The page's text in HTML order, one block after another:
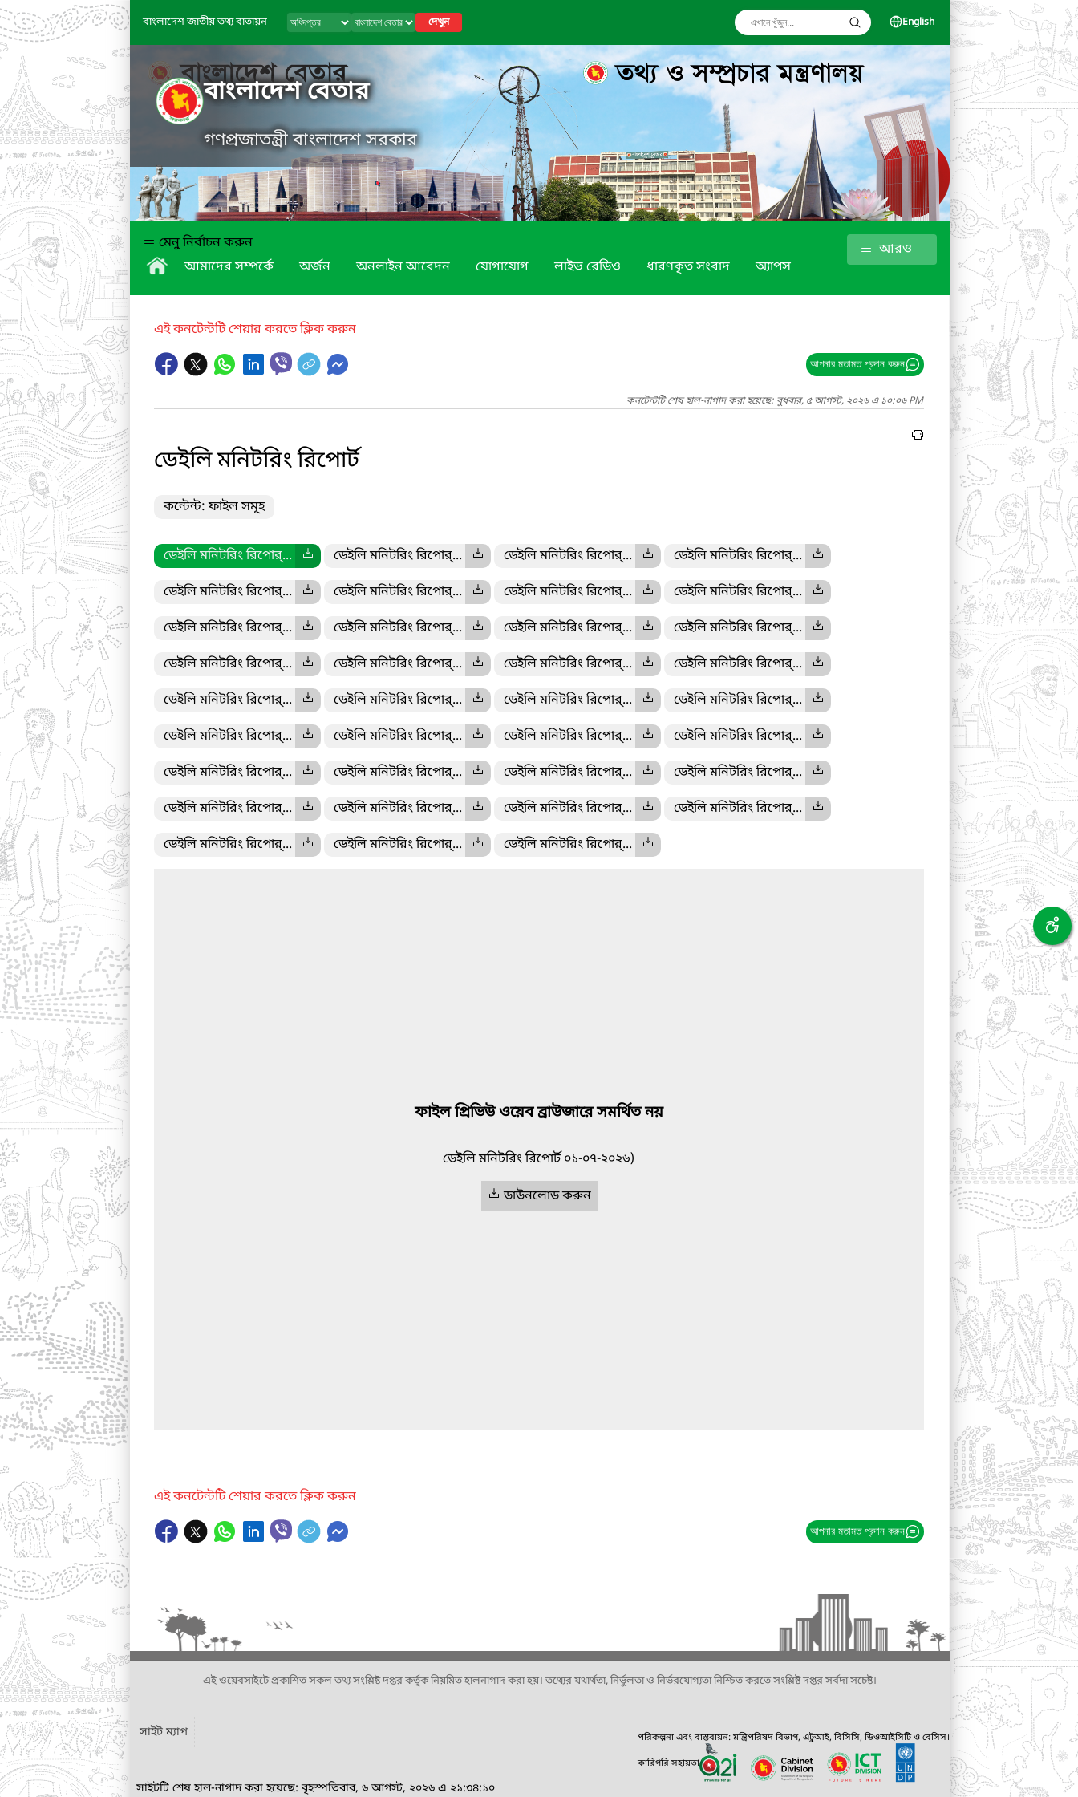
বাংলাদেশ জাতীয় তথ্য বাতায়ন দেখুন English
বাংলাদেশ বেতার
গণপ্রজাতন্ত্রী বাংলাদেশ সরকার
মেনু নির্বাচন করুন
আমাদের সম্পর্কে
অর্জন অনলাইন আবেদন যোগাযোগ লাইভ রেডিও ধারণকৃত সংবাদ অ্যাপস
আরও
এই কনটেন্টটি শেয়ার করতে ক্লিক করুন
আপনার মতামত প্রদান করুন
কনটেন্টটি শেষ হাল-নাগাদ করা হয়েছে: বুধবার, ৫ আগস্ট, ২০২৬ এ ১০:০৬ PM
ডেইলি মনিটরিং রিপোর্ট
কন্টেন্ট: ফাইল সমূহ
ডেইলি মনিটরিং রিপোর্... ডেইলি মনিটরিং রিপোর্... ডেইলি মনিটরিং রিপোর্... ডেইলি মনিটরিং রিপোর্...
ডেইলি মনিটরিং রিপোর্... ডেইলি মনিটরিং রিপোর্... ডেইলি মনিটরিং রিপোর্... ডেইলি মনিটরিং রিপোর্...
ডেইলি মনিটরিং রিপোর্... ডেইলি মনিটরিং রিপোর্... ডেইলি মনিটরিং রিপোর্... ডেইলি মনিটরিং রিপোর্...
ডেইলি মনিটরিং রিপোর্... ডেইলি মনিটরিং রিপোর্... ডেইলি মনিটরিং রিপোর্... ডেইলি মনিটরিং রিপোর্...
ডেইলি মনিটরিং রিপোর্... ডেইলি মনিটরিং রিপোর্... ডেইলি মনিটরিং রিপোর্... ডেইলি মনিটরিং রিপোর্...
ডেইলি মনিটরিং রিপোর্... ডেইলি মনিটরিং রিপোর্... ডেইলি মনিটরিং রিপোর্... ডেইলি মনিটরিং রিপোর্...
ডেইলি মনিটরিং রিপোর্... ডেইলি মনিটরিং রিপোর্... ডেইলি মনিটরিং রিপোর্... ডেইলি মনিটরিং রিপোর্...
ডেইলি মনিটরিং রিপোর্... ডেইলি মনিটরিং রিপোর্... ডেইলি মনিটরিং রিপোর্... ডেইলি মনিটরিং রিপোর্...
ডেইলি মনিটরিং রিপোর্... ডেইলি মনিটরিং রিপোর্... ডেইলি মনিটরিং রিপোর্...
ফাইল প্রিভিউ ওয়েব ব্রাউজারে সমর্থিত নয়
ডেইলি মনিটরিং রিপোর্ট ০১-০৭-২০২৬)
ডাউনলোড করুন
এই কনটেন্টটি শেয়ার করতে ক্লিক করুন
আপনার মতামত প্রদান করুন
এই ওয়েবসাইটে প্রকাশিত সকল তথ্য সংশ্লিষ্ট দপ্তর কর্তৃক নিয়মিত হালনাগাদ করা হয়। তথ্যের যথার্থতা, নির্ভুলতা ও নির্ভরযোগ্যতা নিশ্চিত করতে সংশ্লিষ্ট দপ্তর সর্বদা সচেষ্ট।
সাইট ম্যাপ
সাইটটি শেষ হাল-নাগাদ করা হয়েছে: বৃহস্পতিবার, ৬ আগস্ট, ২০২৬ এ ২১:৩৪:১০
পরিকল্পনা এবং বাস্তবায়ন: মন্ত্রিপরিষদ বিভাগ, এটুআই, বিসিসি, ডিওআইসিটি ও বেসিস।
কারিগরি সহায়তা